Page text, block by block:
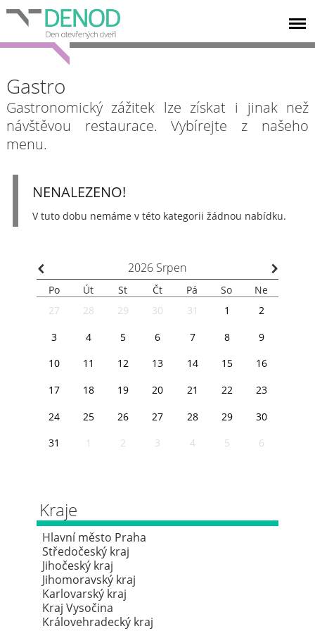
Gastro
Gastronomický zážitek lze získat i jinak než
návštěvou restaurace. Vybírejte z našeho
menu.
NENALEZENO!
V tuto dobu nemáme v této kategorii žádnou nabídku.
⌃ 2026 Srpen ⌃
Po Út St Čt Pá So
Ne
27
28 29 30 31 1
2
3
4 5 6 7 8
9
10
11 12 13 14 15
16
17
18 19 20 21 22
23
24
25 26 27 28 29
30
31
1 2 3 4 5 6
Kraje
Hlavní město Praha
Středočeský kraj
Jihočeský kraj
Jihomoravský kraj
Karlovarský kraj
Kraj Vysočina
Královehradecký kraj